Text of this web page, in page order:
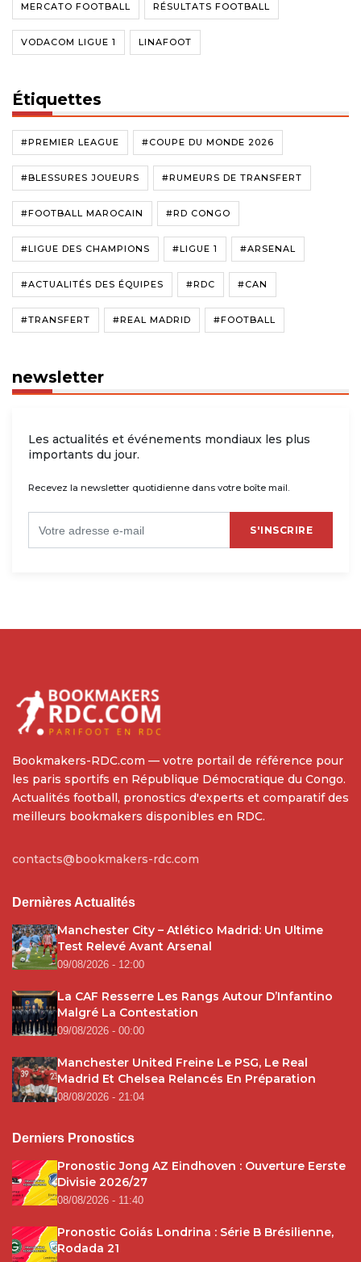
MERCATO FOOTBALL RÉSULTATS FOOTBALL
VODACOM LIGUE 1 LINAFOOT
Étiquettes
#PREMIER LEAGUE #COUPE DU MONDE 2026
#BLESSURES JOUEURS #RUMEURS DE TRANSFERT
#FOOTBALL MAROCAIN #RD CONGO
#LIGUE DES CHAMPIONS #LIGUE 1 #ARSENAL
#ACTUALITÉS DES ÉQUIPES #RDC #CAN
#TRANSFERT #REAL MADRID #FOOTBALL
newsletter
Les actualités et événements mondiaux les plus
importants du jour.
Recevez la newsletter quotidienne dans votre boîte mail.
S'INSCRIRE
Bookmakers-RDC.com — votre portail de référence pour
les paris sportifs en République Démocratique du Congo.
Actualités football, pronostics d'experts et comparatif des
meilleurs bookmakers disponibles en RDC.
contacts@bookmakers-rdc.com
Dernières Actualités
Manchester City – Atlético Madrid: Un Ultime
Test Relevé Avant Arsenal
09/08/2026 - 12:00
La CAF Resserre Les Rangs Autour D’Infantino
Malgré La Contestation
09/08/2026 - 00:00
Manchester United Freine Le PSG, Le Real
Madrid Et Chelsea Relancés En Préparation
08/08/2026 - 21:04
Derniers Pronostics
Pronostic Jong AZ Eindhoven : Ouverture Eerste
Divisie 2026/27
08/08/2026 - 11:40
Pronostic Goiás Londrina : Série B Brésilienne,
Rodada 21